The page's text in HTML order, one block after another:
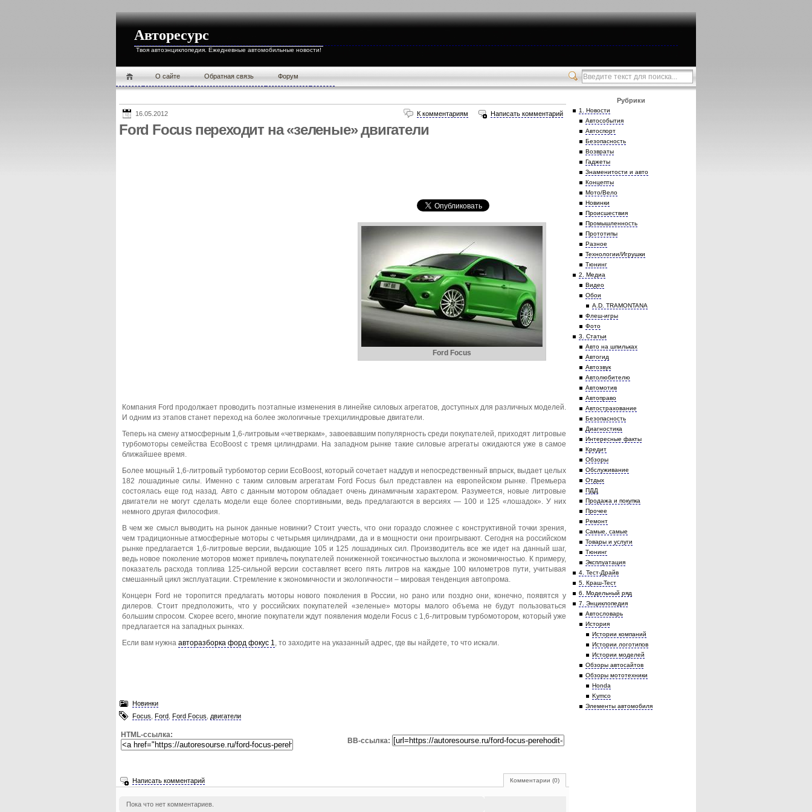
Авторесурс
Твоя автоэнциклопедия. Ежедневные автомобильные новости!
О cайте Обратная связь Форум
16.05.2012 Написать комментарий
К комментариям
Ford Focus переходит на «зеленые» двигатели
Ford Focus
Компания Ford продолжает проводить поэтапные изменения в линейке силовых агрегатов, доступных для различных моделей.
И одним из этапов станет переход на более экологичные трехцилиндровые двигатели.
Теперь на смену атмосферным 1,6-литровым «четверкам», завоевавшим популярность среди покупателей, приходят литровые
турбомоторы семейства EcoBoost с тремя цилиндрами. На западном рынке такие силовые агрегаты ожидаются уже в самое
ближайшее время.
Более мощный 1,6-литровый турбомотор серии EcoBoost, который сочетает наддув и непосредственный впрыск, выдает целых
182 лошадиные силы. Именно с таким силовым агрегатам Ford Focus был представлен на европейском рынке. Премьера
состоялась еще год назад. Авто с данным мотором обладает очень динамичным характером. Разумеется, новые литровые
двигатели не могут сделать модели еще более спортивными, ведь предлагаются в версиях — 100 и 125 «лошадок». У них
немного другая философия.
В чем же смысл выводить на рынок данные новинки? Стоит учесть, что они гораздо сложнее с конструктивной точки зрения,
чем традиционные атмосферные моторы с четырьмя цилиндрами, да и в мощности они проигрывают. Сегодня на российском
рынке предлагается 1,6-литровые версии, выдающие 105 и 125 лошадиных сил. Производитель все же идет на данный шаг,
ведь новое поколение моторов может привлечь покупателей пониженной токсичностью выхлопа и экономичностью. К примеру,
показатель расхода топлива 125-сильной версии составляет всего пять литров на каждые 100 километров пути, учитывая
смешанный цикл эксплуатации. Стремление к экономичности и экологичности – мировая тенденция автопрома.
Концерн Ford не торопится предлагать моторы нового поколения в России, но рано или поздно они, конечно, появятся у
дилеров. Стоит предположить, что у российских покупателей «зеленые» моторы малого объема не будут пользоваться
большим спросом. Скорее всего, многие покупатели ждут появления модели Focus с 1,6-литровым турбомотором, который уже
предлагается на западных рынках.
Если вам нужна авторазборка форд фокус 1, то заходите на указанный адрес, где вы найдете, то что искали.
Новинки
Focus Ford Ford Focus двигатели
HTML-ссылка:
BB-ссылка:
Комментарии (0)
Написать комментарий
Пока что нет комментариев.
Рубрики
1. Новости
Автособытия
Автоспорт
Безопасность
Возвраты
Гаджеты
Знаменитости и авто
Концепты
Мото/Вело
Новинки
Происшествия
Промышленность
Прототипы
Разное
Технологии/Игрушки
Тюнинг
2. Медиа
Видео
Обои
A.D. TRAMONTANA
Флеш-игры
Фото
3. Статьи
Авто на шпильках
Автогид
Автозвук
Автолюбителю
Автомотив
Автоправо
Автострахование
Безопасность
Диагностика
Интересные факты
Кредит
Обзоры
Обслуживание
Отдых
ПДД
Продажа и покупка
Прочее
Ремонт
Самые, самые
Товары и услуги
Тюнинг
Эксплуатация
4. Тест-Драйв
5. Краш-Тест
6. Модельный ряд
7. Энциклопедия
Автословарь
История
Истории компаний
Истории логотипов
Истории моделей
Обзоры автосайтов
Обзоры мототехники
Honda
Kymco
Элементы автомобиля